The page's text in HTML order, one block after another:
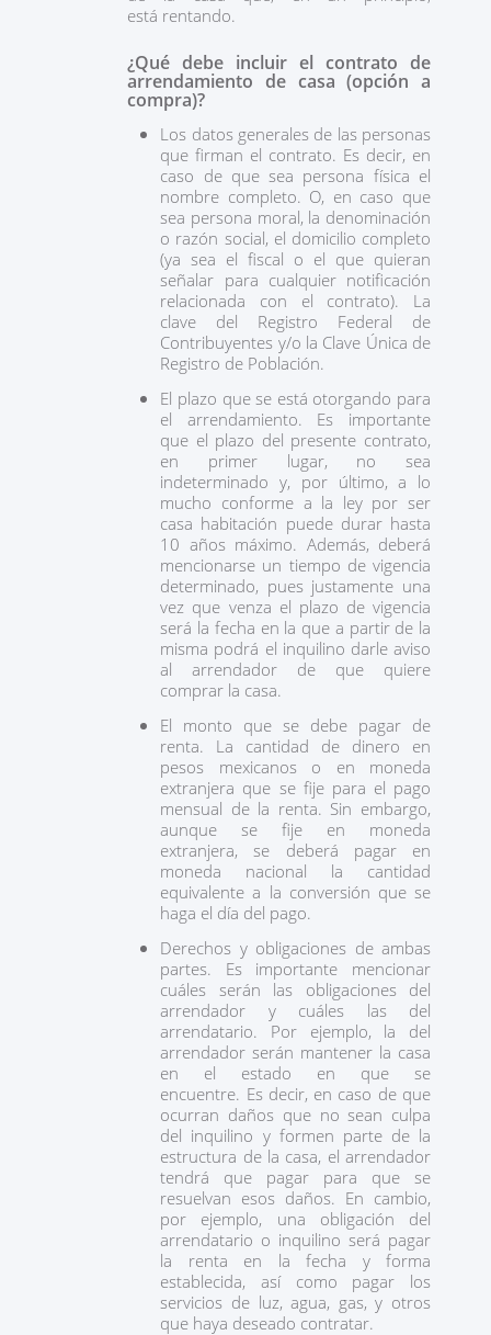
está rentando.
¿Qué debe incluir el contrato de
arrendamiento de casa (opción a
compra)?
Los datos generales de las personas
que firman el contrato. Es decir, en
caso de que sea persona física el
nombre completo. O, en caso que
sea persona moral, la denominación
o razón social, el domicilio completo
(ya sea el fiscal o el que quieran
señalar para cualquier notificación
relacionada con el contrato). La
clave del Registro Federal de
Contribuyentes y/o la Clave Única de
Registro de Población.
El plazo que se está otorgando para
el arrendamiento. Es importante
que el plazo del presente contrato,
en primer lugar, no sea
indeterminado y, por último, a lo
mucho conforme a la ley por ser
casa habitación puede durar hasta
10 años máximo. Además, deberá
mencionarse un tiempo de vigencia
determinado, pues justamente una
vez que venza el plazo de vigencia
será la fecha en la que a partir de la
misma podrá el inquilino darle aviso
al arrendador de que quiere
comprar la casa.
El monto que se debe pagar de
renta. La cantidad de dinero en
pesos mexicanos o en moneda
extranjera que se fije para el pago
mensual de la renta. Sin embargo,
aunque se fije en moneda
extranjera, se deberá pagar en
moneda nacional la cantidad
equivalente a la conversión que se
haga el día del pago.
Derechos y obligaciones de ambas
partes. Es importante mencionar
cuáles serán las obligaciones del
arrendador y cuáles las del
arrendatario. Por ejemplo, la del
arrendador serán mantener la casa
en el estado en que se
encuentre. Es decir, en caso de que
ocurran daños que no sean culpa
del inquilino y formen parte de la
estructura de la casa, el arrendador
tendrá que pagar para que se
resuelvan esos daños. En cambio,
por ejemplo, una obligación del
arrendatario o inquilino será pagar
la renta en la fecha y forma
establecida, así como pagar los
servicios de luz, agua, gas, y otros
que haya deseado contratar.